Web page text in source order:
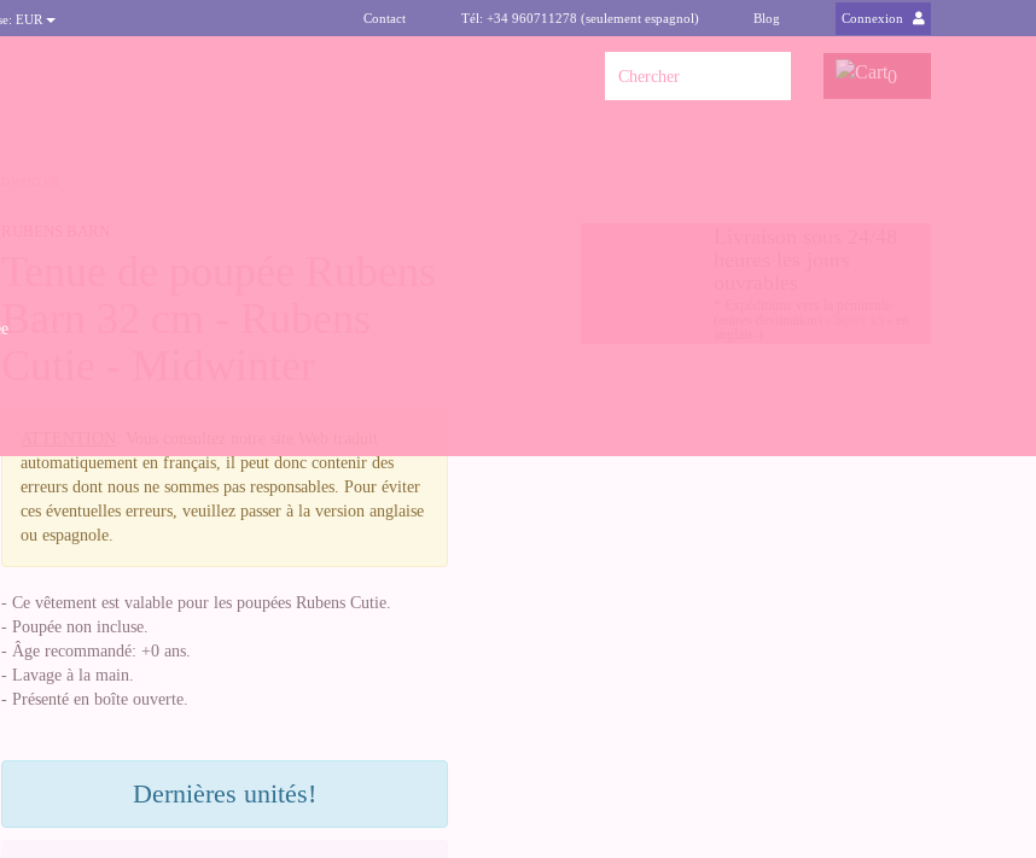
EUR Contact Tél: +34 960711278 (seulement espagnol) Blog Connexion
0
Barn 32 cm - Rubens
automatiquement en français, il peut donc contenir des
erreurs dont nous ne sommes pas responsables. Pour éviter
ces éventuelles erreurs, veuillez passer à la version anglaise
ou espagnole.
- Ce vêtement est valable pour les poupées Rubens Cutie.
- Poupée non incluse.
- Âge recommandé: +0 ans.
- Lavage à la main.
- Présenté en boîte ouverte.
Dernières unités!